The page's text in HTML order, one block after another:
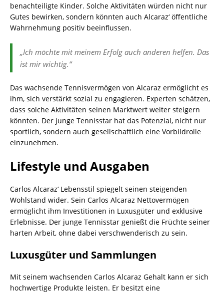
benachteiligte Kinder. Solche Aktivitäten würden nicht nur
Gutes bewirken, sondern könnten auch Alcaraz‘ öffentliche
Wahrnehmung positiv beeinflussen.
„Ich möchte mit meinem Erfolg auch anderen helfen. Das
ist mir wichtig.“
Das wachsende Tennisvermögen von Alcaraz ermöglicht es
ihm, sich verstärkt sozial zu engagieren. Experten schätzen,
dass solche Aktivitäten seinen Marktwert weiter steigern
könnten. Der junge Tennisstar hat das Potenzial, nicht nur
sportlich, sondern auch gesellschaftlich eine Vorbildrolle
einzunehmen.
Lifestyle und Ausgaben
Carlos Alcaraz‘ Lebensstil spiegelt seinen steigenden
Wohlstand wider. Sein Carlos Alcaraz Nettovermögen
ermöglicht ihm Investitionen in Luxusgüter und exklusive
Erlebnisse. Der junge Tennisstar genießt die Früchte seiner
harten Arbeit, ohne dabei verschwenderisch zu sein.
Luxusgüter und Sammlungen
Mit seinem wachsenden Carlos Alcaraz Gehalt kann er sich
hochwertige Produkte leisten. Er besitzt eine